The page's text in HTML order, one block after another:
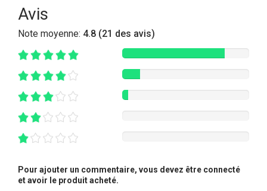
Avis
Note moyenne: 4.8 (21 des avis)
Pour ajouter un commentaire, vous devez être connecté
et avoir le produit acheté.